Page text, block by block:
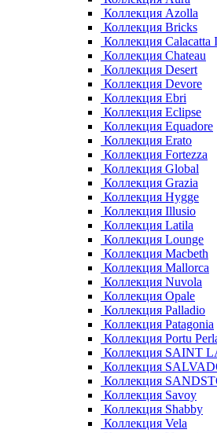
Коллекция Azolla
Коллекция Bricks
Коллекция Calacatta
Коллекция Chateau
Коллекция Desert
Коллекция Devore
Коллекция Ebri
Коллекция Eclipse
Коллекция Equadore
Коллекция Erato
Коллекция Fortezza
Коллекция Global
Коллекция Grazia
Коллекция Hygge
Коллекция Illusio
Коллекция Latila
Коллекция Lounge
Коллекция Macbeth
Коллекция Mallorca
Коллекция Nuvola
Коллекция Opale
Коллекция Palladio
Коллекция Patagonia
Коллекция Portu
Коллекция SAINT
Коллекция
Коллекция
Коллекция Savoy
Коллекция Shabby
Коллекция Vela